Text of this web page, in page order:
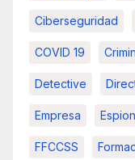
Ciberseguridad
COVID 19
Detective
Empresa
FFCCSS